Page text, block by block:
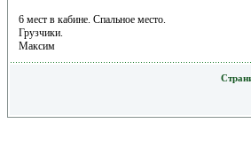
6 мест в кабине. Спальное место.
Грузчики.
Максим